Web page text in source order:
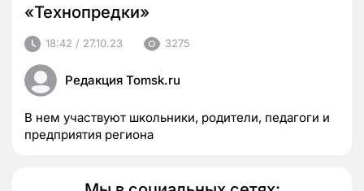
«Технопредки»
18:42 / 27.10.23 3275
Редакция Tomsk.ru
В нем участвуют школьники, родители, педагоги и
предприятия региона